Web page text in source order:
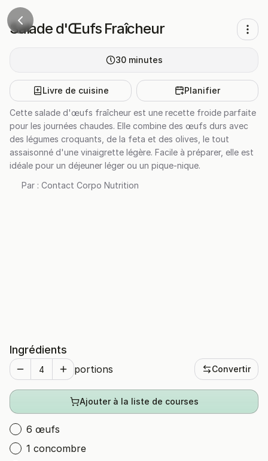
Salade d'Œufs Fraîcheur
30 minutes
Livre de cuisine Planifier
Cette salade d'œufs fraîcheur est une recette froide parfaite
pour les journées chaudes. Elle combine des œufs durs avec
des légumes croquants, de la feta et des olives, le tout
assaisonné d'une vinaigrette légère. Facile à préparer, elle est
idéale pour un déjeuner léger ou un pique-nique.
Par : Contact Corpo Nutrition
Ingrédients
portions Convertir
Ajouter à la liste de courses
6 œufs
1 concombre